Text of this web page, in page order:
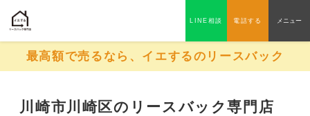
LINE相談 電話する メニュー
最高額で売るなら、イエするのリースバック
川崎市川崎区のリースバック専門店